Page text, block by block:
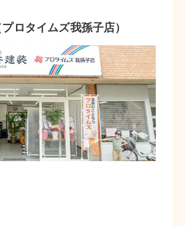
プロタイムズ我孫子店）